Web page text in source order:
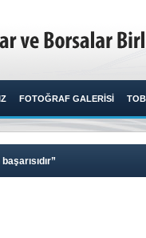
FOTOĞRAF GALERİSİ